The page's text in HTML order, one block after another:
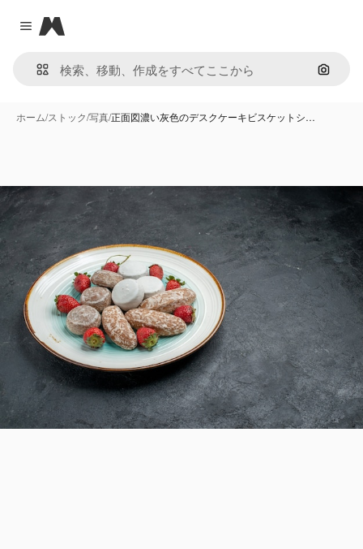
Close menu
Magnific
画像で
ホーム/ストック/写真/正面図濃い灰色のデスクケーキビスケットシ…